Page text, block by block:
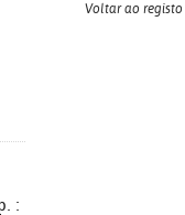
:
Voltar ao registo